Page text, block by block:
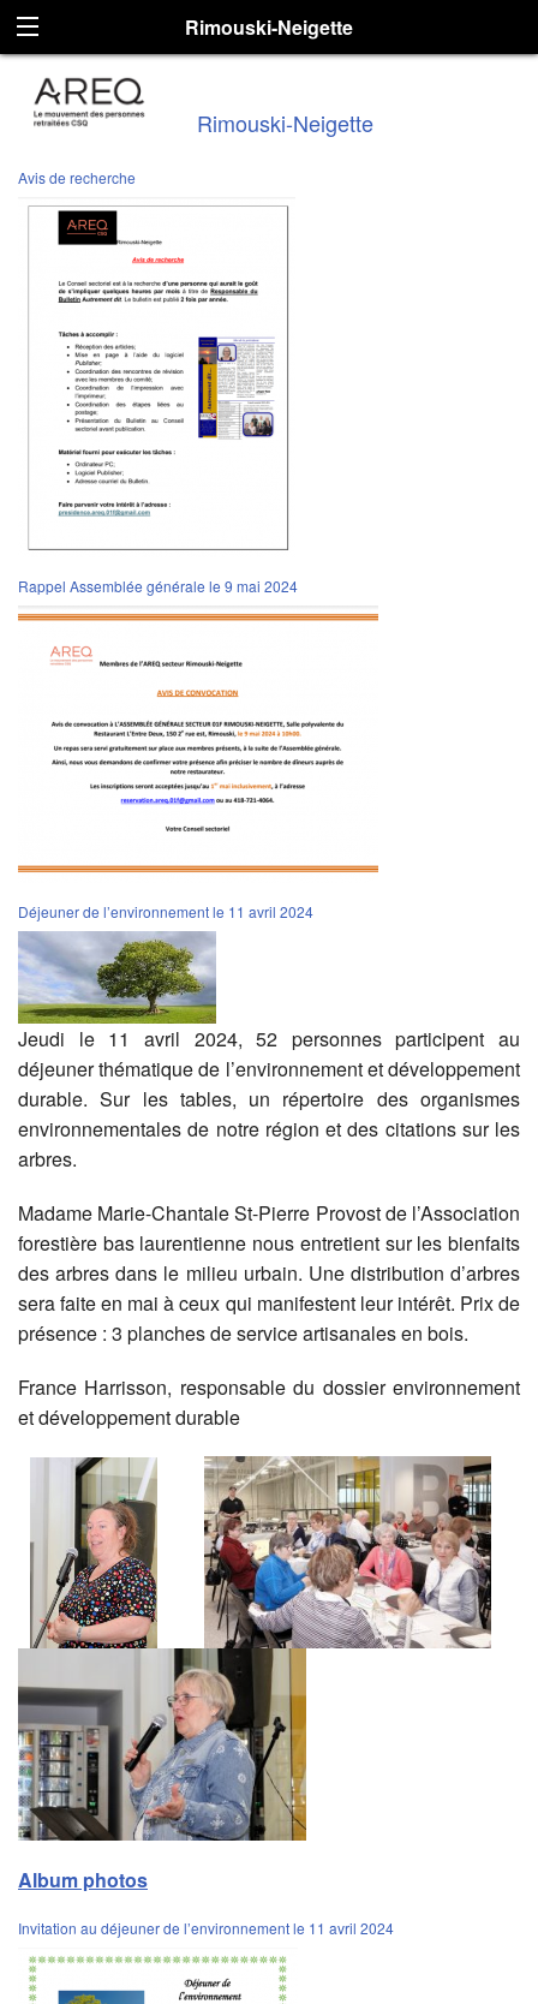
Rimouski-Neigette
Rimouski-Neigette
Avis de recherche
Rappel Assemblée générale le 9 mai 2024
Déjeuner de l’environnement le 11 avril 2024
Jeudi le 11 avril 2024, 52 personnes participent au
déjeuner thématique de l’environnement et développement
durable. Sur les tables, un répertoire des organismes
environnementales de notre région et des citations sur les
arbres.
Madame Marie-Chantale St-Pierre Provost de l’Association
forestière bas laurentienne nous entretient sur les bienfaits
des arbres dans le milieu urbain. Une distribution d’arbres
sera faite en mai à ceux qui manifestent leur intérêt. Prix de
présence : 3 planches de service artisanales en bois.
France Harrisson, responsable du dossier environnement
et développement durable
Album photos
Invitation au déjeuner de l’environnement le 11 avril 2024